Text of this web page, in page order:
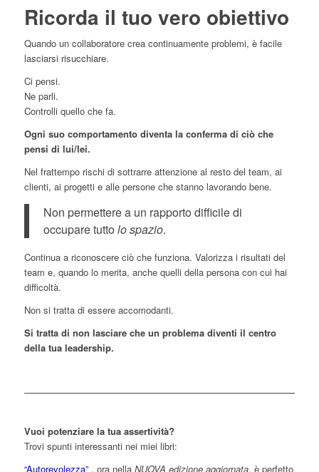
Ricorda il tuo vero obiettivo
Quando un collaboratore crea continuamente problemi, è facile
lasciarsi risucchiare.
Ci pensi.
Ne parli.
Controlli quello che fa.
Ogni suo comportamento diventa la conferma di ciò che
pensi di lui/lei.
Nel frattempo rischi di sottrarre attenzione al resto del team, ai
clienti, ai progetti e alle persone che stanno lavorando bene.
Non permettere a un rapporto difficile di
occupare tuttolo spazio.
Continua a riconoscere ciò che funziona. Valorizza i risultati del
team e, quando lo merita, anche quelli della persona con cui hai
difficoltà.
Non si tratta di essere accomodanti.
Si tratta di non lasciare che un problema diventi il centro
della tua leadership.
Vuoi potenziare la tua assertività?
Trovi spunti interessanti nei miei libri:
“Autorevolezza” , ora nella NUOVA edizione aggiornata, è perfetto